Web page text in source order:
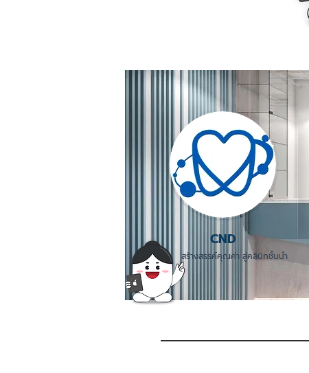
CND
สร้างสรรค์คุณค่า สู่คลินิกชั้นนำ